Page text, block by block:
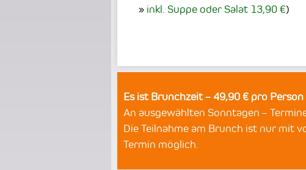
inkl. Suppe oder Salat 13,90 €)
Es ist Brunchzeit – 49,90 € pro Person
An ausgewählten Sonntagen –
Die Teilnahme am Brunch ist nur mit
Termin möglich.